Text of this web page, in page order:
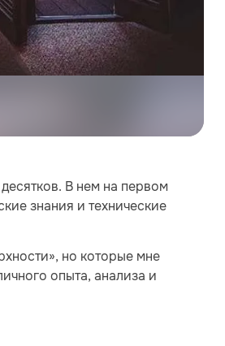
В нем на первом
знания и технические
но которые мне
опыта, анализа и